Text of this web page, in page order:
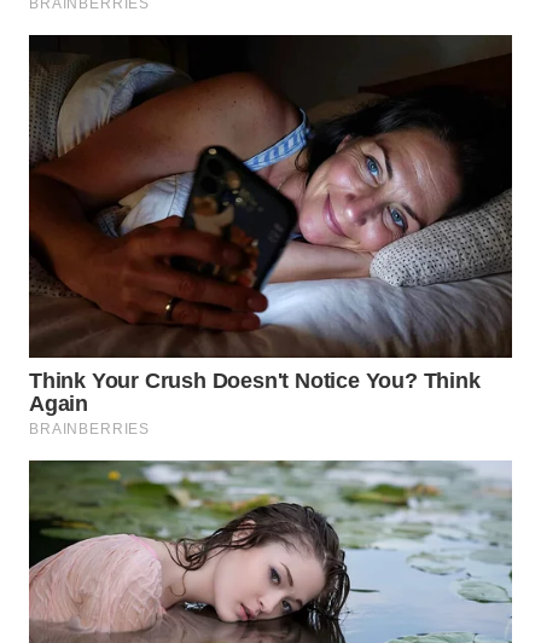
SURABAYA
WN
NATUNA
BINTAN
MANDALIKA
WN
LIKUPANG
WN
LABUANBAJO
WN
BORNEO
Wahana
Media